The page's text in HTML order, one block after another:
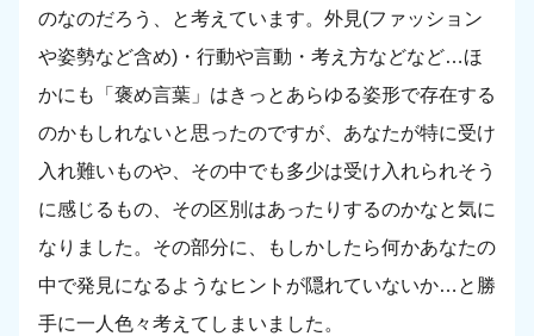
のなのだろう、と考えています。外見(ファッション
や姿勢など含め)・行動や言動・考え方などなど…ほ
かにも「褒め言葉」はきっとあらゆる姿形で存在する
のかもしれないと思ったのですが、あなたが特に受け
入れ難いものや、その中でも多少は受け入れられそう
に感じるもの、その区別はあったりするのかなと気に
なりました。その部分に、もしかしたら何かあなたの
中で発見になるようなヒントが隠れていないか…と勝
手に一人色々考えてしまいました。